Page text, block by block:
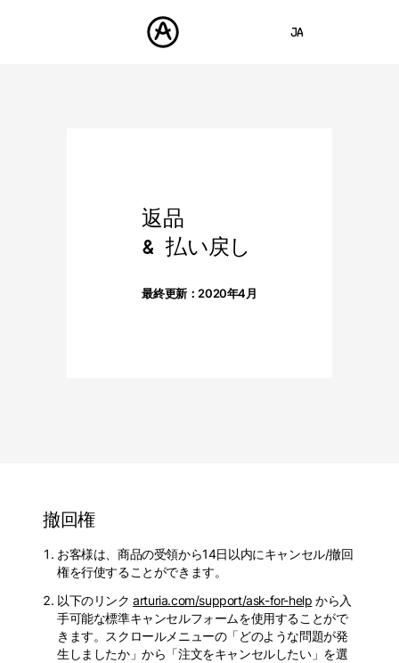
JA
返品
& 払い戻し
最終更新：2020年4月
撤回権
お客様は、商品の受領から14日以内にキャンセル/撤回
権を行使することができます。
以下のリンクarturia.com/support/ask-for-help から入
手可能な標準キャンセルフォームを使用することがで
きます。スクロールメニューの「どのような問題が発
生しましたか」から「注文をキャンセルしたい」を選